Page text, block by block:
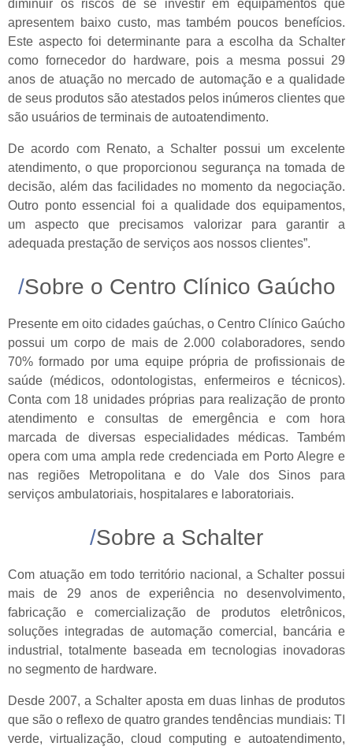
diminuir os riscos de se investir em equipamentos que
apresentem baixo custo, mas também poucos benefícios.
Este aspecto foi determinante para a escolha da Schalter
como fornecedor do hardware, pois a mesma possui 29
anos de atuação no mercado de automação e a qualidade
de seus produtos são atestados pelos inúmeros clientes que
são usuários de terminais de autoatendimento.
De acordo com Renato, a Schalter possui um excelente
atendimento, o que proporcionou segurança na tomada de
decisão, além das facilidades no momento da negociação.
Outro ponto essencial foi a qualidade dos equipamentos,
um aspecto que precisamos valorizar para garantir a
adequada prestação de serviços aos nossos clientes”.
Sobre o Centro Clínico Gaúcho
Presente em oito cidades gaúchas, o Centro Clínico Gaúcho
possui um corpo de mais de 2.000 colaboradores, sendo
70% formado por uma equipe própria de profissionais de
saúde (médicos, odontologistas, enfermeiros e técnicos).
Conta com 18 unidades próprias para realização de pronto
atendimento e consultas de emergência e com hora
marcada de diversas especialidades médicas. Também
opera com uma ampla rede credenciada em Porto Alegre e
nas regiões Metropolitana e do Vale dos Sinos para
serviços ambulatoriais, hospitalares e laboratoriais.
Sobre a Schalter
Com atuação em todo território nacional, a Schalter possui
mais de 29 anos de experiência no desenvolvimento,
fabricação e comercialização de produtos eletrônicos,
soluções integradas de automação comercial, bancária e
industrial, totalmente baseada em tecnologias inovadoras
no segmento de hardware.
Desde 2007, a Schalter aposta em duas linhas de produtos
que são o reflexo de quatro grandes tendências mundiais: TI
verde, virtualização, cloud computing e autoatendimento,